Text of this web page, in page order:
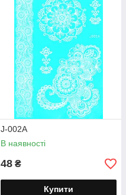
J-002A
В наявності
48 ₴
Купити